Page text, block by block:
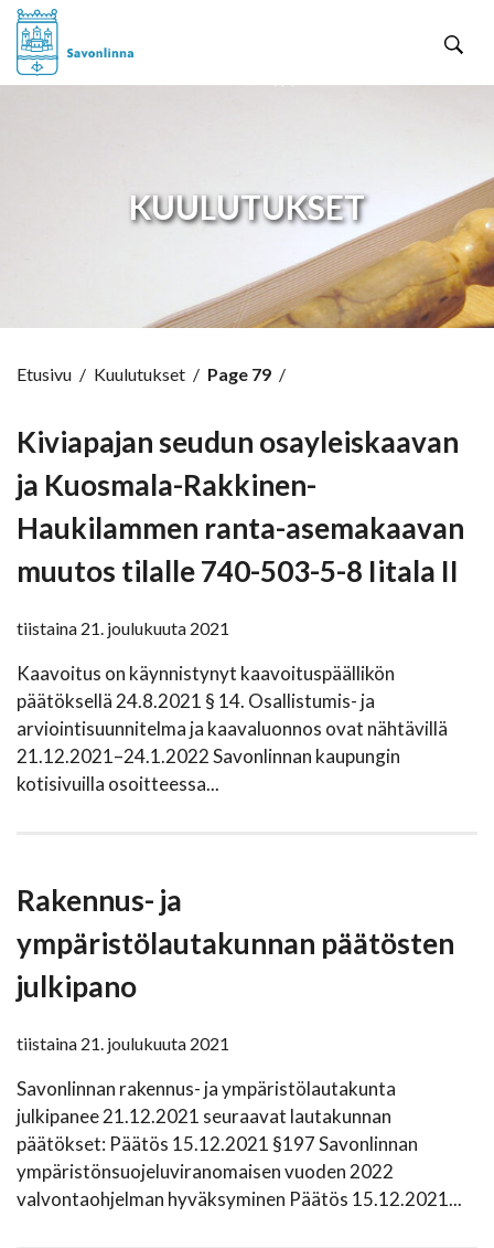
KUULUTUKSET
Etusivu / Kuulutukset / Page 79 /
Kiviapajan seudun osayleiskaavan
ja Kuosmala-Rakkinen-
Haukilammen ranta-asemakaavan
muutos tilalle 740-503-5-8 Iitala II
tiistaina 21. joulukuuta 2021
Kaavoitus on käynnistynyt kaavoituspäällikön
päätöksellä 24.8.2021 § 14. Osallistumis- ja
arviointisuunnitelma ja kaavaluonnos ovat nähtävillä
21.12.2021–24.1.2022 Savonlinnan kaupungin
kotisivuilla osoitteessa...
Rakennus- ja
ympäristölautakunnan päätösten
julkipano
tiistaina 21. joulukuuta 2021
Savonlinnan rakennus- ja ympäristölautakunta
julkipanee 21.12.2021 seuraavat lautakunnan
päätökset: Päätös 15.12.2021 §197 Savonlinnan
ympäristönsuojeluviranomaisen vuoden 2022
valvontaohjelman hyväksyminen Päätös 15.12.2021...